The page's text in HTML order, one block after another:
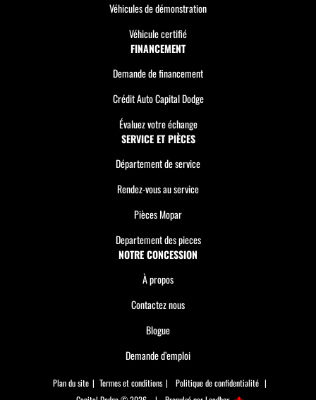
Véhicules de démonstration
Véhicule certifié
FINANCEMENT
Demande de financement
Crédit Auto Capital Dodge
Évaluez votre échange
SERVICE ET PIÈCES
Département de service
Rendez-vous au service
Pièces Mopar
Departement des pieces
NOTRE CONCESSION
À propos
Contactez nous
Blogue
Demande d’emploi
Plan du site | Termes et conditions | Politique de confidentialité |